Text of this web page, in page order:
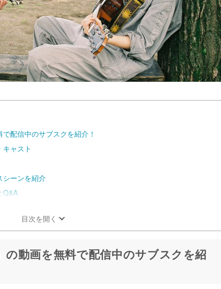
配信中のサブスクを紹介！
ャスト
シーンを紹介
Q&A
目次を開く
動画を無料で配信中のサブスクを紹